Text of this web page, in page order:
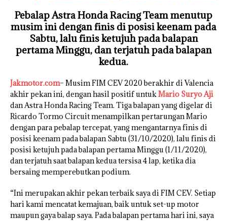
Pebalap Astra Honda Racing Team menutup
musim ini dengan finis di posisi keenam pada
Sabtu, lalu finis ketujuh pada balapan
pertama Minggu, dan terjatuh pada balapan
kedua.
Jakmotor.com– Musim FIM CEV 2020 berakhir di Valencia
akhir pekan ini, dengan hasil positif untukMario Suryo Aji
dan Astra Honda Racing Team. Tiga balapan yang digelar di
Ricardo Tormo Circuit menampilkan pertarungan Mario
dengan para pebalap tercepat, yang mengantarnya finis di
posisi keenam pada balapan Sabtu (31/10/2020), lalu finis di
posisi ketujuh pada balapan pertama Minggu (1/11/2020),
dan terjatuh saat balapan kedua tersisa 4 lap, ketika dia
bersaing memperebutkan podium.
“Ini merupakan akhir pekan terbaik saya di FIM CEV. Setiap
hari kami mencatat kemajuan, baik untuk set-up motor
maupun gaya balap saya. Pada balapan pertama hari ini, saya